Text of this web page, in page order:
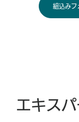
組込みフ
エキス